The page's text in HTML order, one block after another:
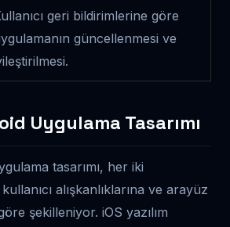
geri bildirimlerine göre
güncellenmesi ve
Uygulama Tasarımı
tasarımı, her iki
alışkanlıklarına ve arayüz
şekilleniyor. iOS yazılım